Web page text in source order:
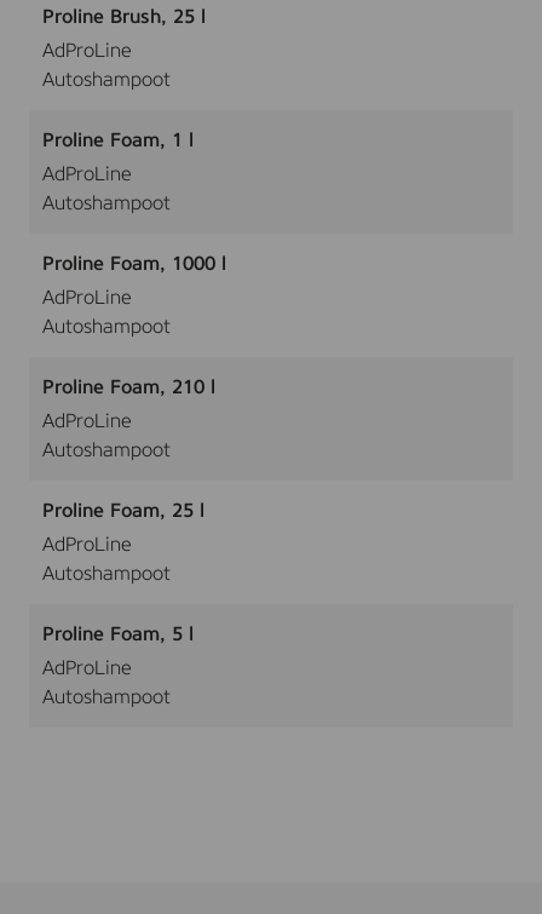
Proline Brush, 25 l
AdProLine
Autoshampoot
Proline Foam, 1 l
AdProLine
Autoshampoot
Proline Foam, 1000 l
AdProLine
Autoshampoot
Proline Foam, 210 l
AdProLine
Autoshampoot
Proline Foam, 25 l
AdProLine
Autoshampoot
Proline Foam, 5 l
AdProLine
Autoshampoot